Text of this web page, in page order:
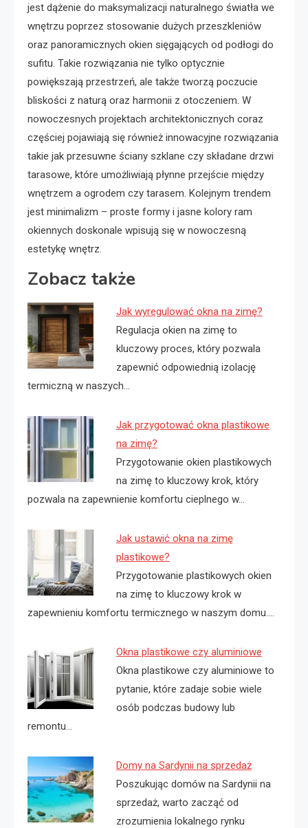
jest dążenie do maksymalizacji naturalnego światła we
wnętrzu poprzez stosowanie dużych przeszkleniów
oraz panoramicznych okien sięgających od podłogi do
sufitu. Takie rozwiązania nie tylko optycznie
powiększają przestrzeń, ale także tworzą poczucie
bliskości z naturą oraz harmonii z otoczeniem. W
nowoczesnych projektach architektonicznych coraz
częściej pojawiają się również innowacyjne rozwiązania
takie jak przesuwne ściany szklane czy składane drzwi
tarasowe, które umożliwiają płynne przejście między
wnętrzem a ogrodem czy tarasem. Kolejnym trendem
jest minimalizm – proste formy i jasne kolory ram
okiennych doskonale wpisują się w nowoczesną
estetykę wnętrz.
Zobacz także
Jak wyregulować okna na zimę?
Regulacja okien na zimę to
kluczowy proces, który pozwala
zapewnić odpowiednią izolację
termiczną w naszych…
Jak przygotować okna plastikowe
na zimę?
Przygotowanie okien plastikowych
na zimę to kluczowy krok, który
pozwala na zapewnienie komfortu cieplnego w…
Jak ustawić okna na zimę
plastikowe?
Przygotowanie plastikowych okien
na zimę to kluczowy krok w
zapewnieniu komfortu termicznego w naszym domu.…
Okna plastikowe czy aluminiowe
Okna plastikowe czy aluminiowe to
pytanie, które zadaje sobie wiele
osób podczas budowy lub
remontu…
Domy na Sardynii na sprzedaż
Poszukując domów na Sardynii na
sprzedaż, warto zacząć od
zrozumienia lokalnego rynku